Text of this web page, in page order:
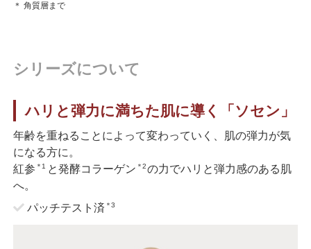
＊ 角質層まで
シリーズについて
ハリと弾力に満ちた肌に導く「ソセン」
年齢を重ねることによって変わっていく、肌の弾力が気
になる方に。
紅参 ＊1 と発酵コラーゲン ＊2の力でハリと弾力感のある肌
へ。
パッチテスト済 ＊3